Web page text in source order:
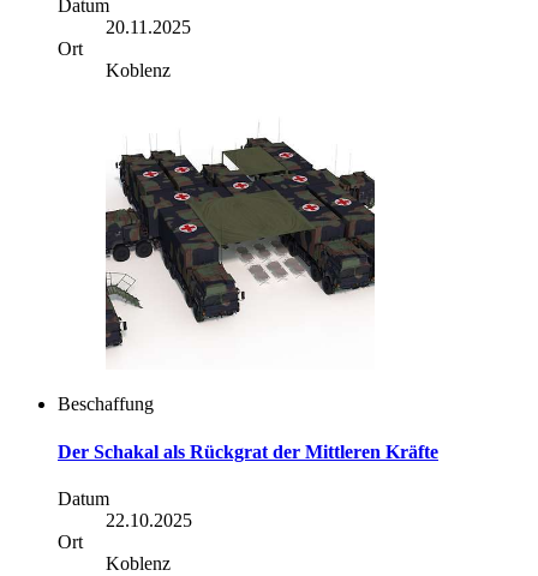
Datum
20.11.2025
Ort
Koblenz
Beschaffung
Der Schakal als Rückgrat der Mittleren Kräfte
Datum
22.10.2025
Ort
Koblenz